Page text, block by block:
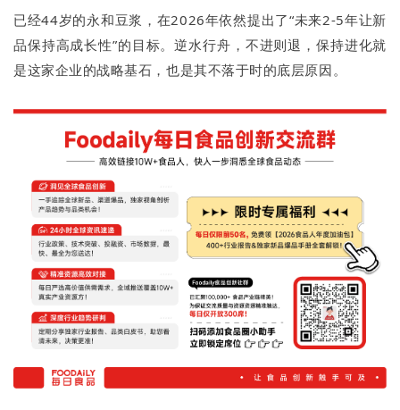
已经44岁的永和豆浆，在2026年依然提出了“未来2-5年让新
品保持高成长性”的目标。逆水行舟，不进则退，保持进化就
是这家企业的战略基石，也是其不落于时的底层原因。